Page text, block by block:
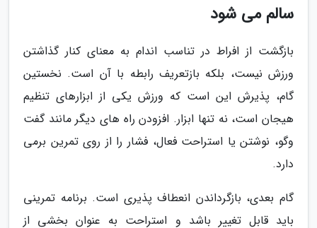
سالم می شود
بازگشت از افراط در تناسب اندام به معنای کنار گذاشتن
ورزش نیست، بلکه بازتعریف رابطه با آن است. نخستین
گام، پذیرش این است که ورزش یکی از ابزارهای تنظیم
هیجان است، نه تنها ابزار. افزودن راه های دیگر مانند گفت
وگو، نوشتن یا استراحت فعال، فشار را از روی تمرین برمی
دارد.
گام بعدی، بازگرداندن انعطاف پذیری است. برنامه تمرینی
باید قابل تغییر باشد و استراحت به عنوان بخشی از